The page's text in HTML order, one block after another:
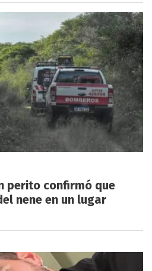
perito confirmó que
nene en un lugar